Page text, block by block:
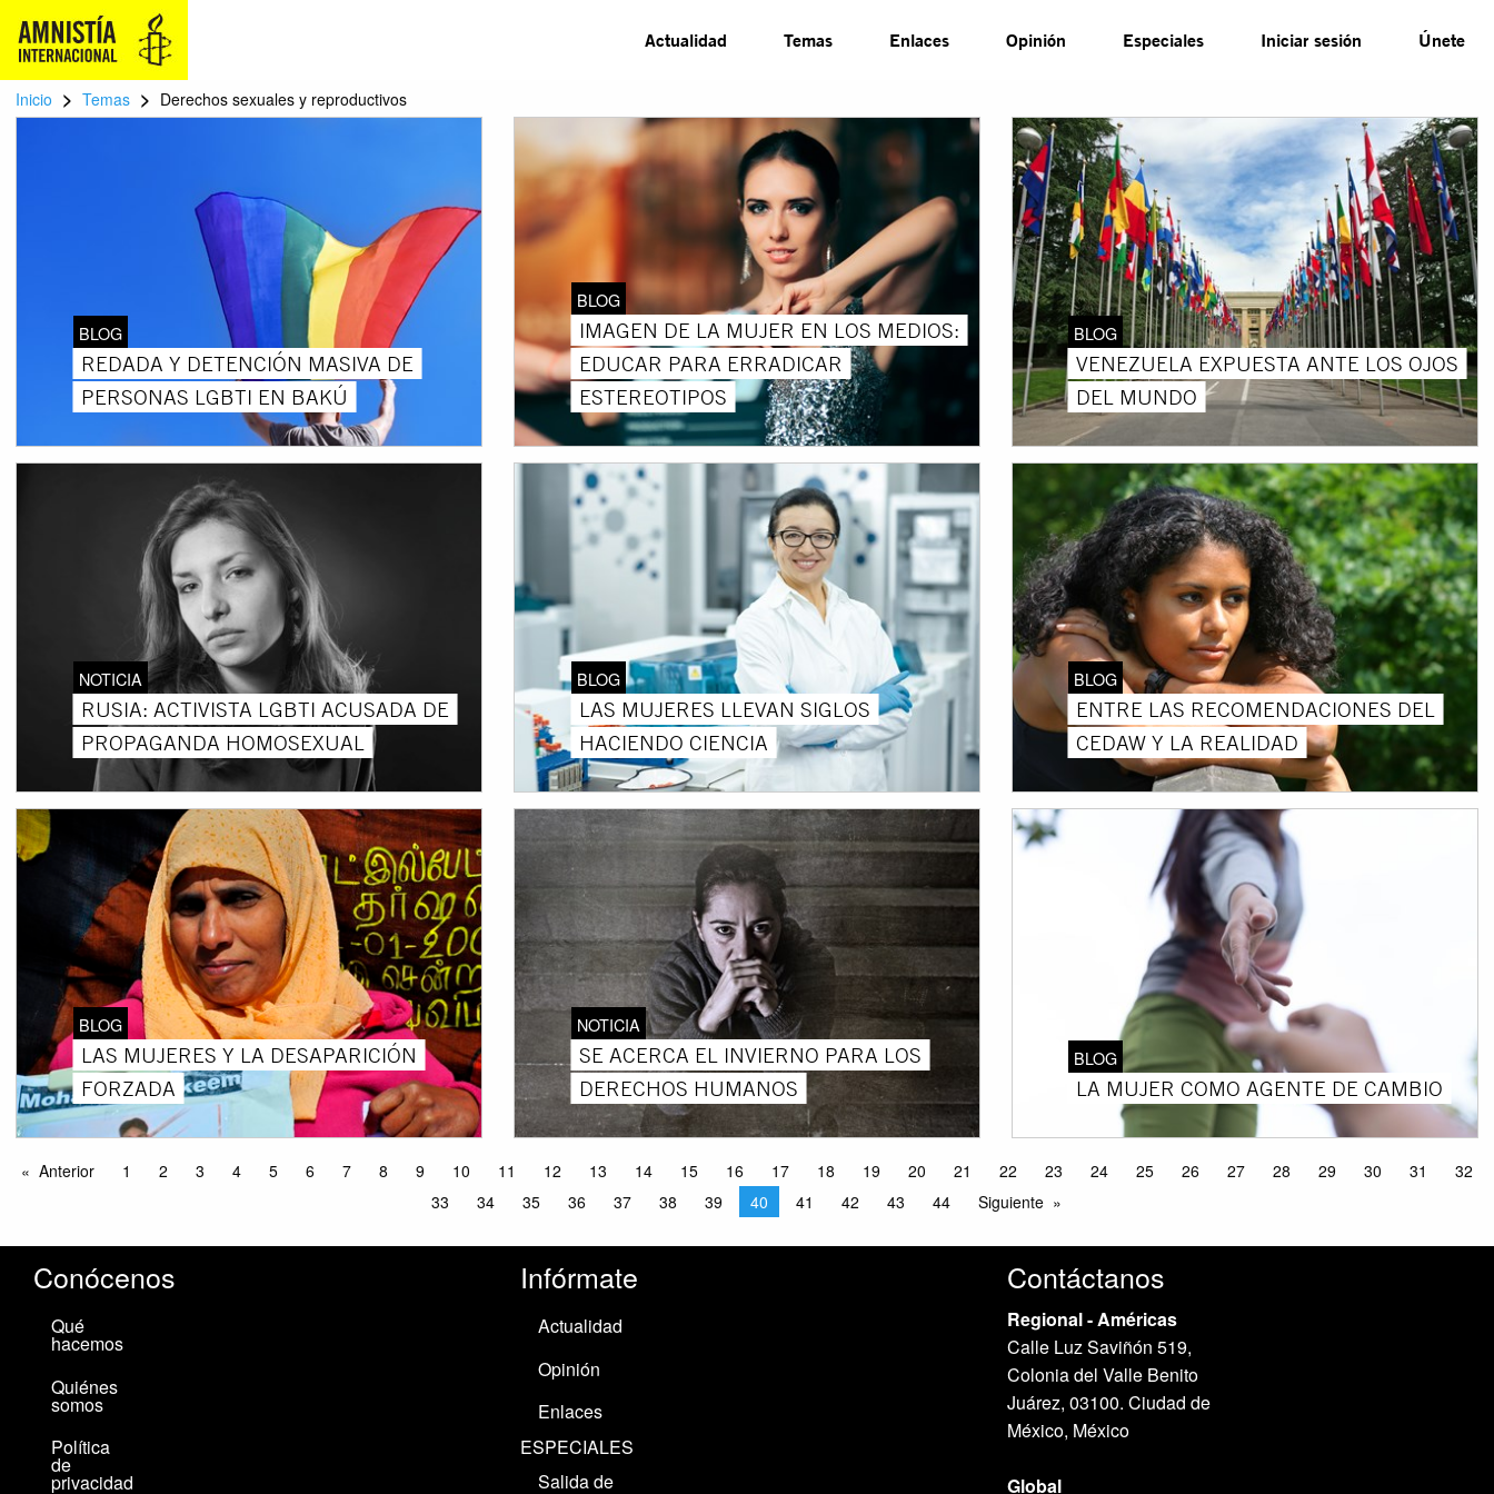
Actualidad Temas Enlaces Opinión Especiales Iniciar sesión Únete
Inicio > Temas > Derechos sexuales y reproductivos
BLOG
REDADA Y DETENCIÓN MASIVA DE
PERSONAS LGBTI EN BAKÚ
BLOG
IMAGEN DE LA MUJER EN LOS MEDIOS:
EDUCAR PARA ERRADICAR
ESTEREOTIPOS
BLOG
VENEZUELA EXPUESTA ANTE LOS OJOS
DEL MUNDO
NOTICIA
RUSIA: ACTIVISTA LGBTI ACUSADA DE
PROPAGANDA HOMOSEXUAL
BLOG
LAS MUJERES LLEVAN SIGLOS
HACIENDO CIENCIA
BLOG
ENTRE LAS RECOMENDACIONES DEL
CEDAW Y LA REALIDAD
BLOG
LAS MUJERES Y LA DESAPARICIÓN
FORZADA
NOTICIA
SE ACERCA EL INVIERNO PARA LOS
DERECHOS HUMANOS
BLOG
LA MUJER COMO AGENTE DE CAMBIO
Anterior 1 2 3 4 5 6 7 8 9 10 11 12 13 14 15 16 17 18 19 20 21 22 23 24 25 26 27 28 29 30 31
32
33
34 35 36 37 38 39 40 41 42 43 44 Siguiente
Conócenos
Qué
hacemos
Quiénes
somos
Política
de
privacidad
Infórmate
Actualidad
Opinión
Enlaces
ESPECIALES
Salida de
Contáctanos
Regional - Américas
Calle Luz Saviñón 519,
Colonia del Valle Benito
Juárez, 03100. Ciudad de
México, México
Global